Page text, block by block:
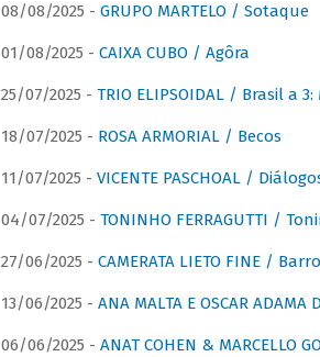
08/08/2025 - GRUPO MARTELO / Sotaque
01/08/2025 - CAIXA CUBO / Agôra
25/07/2025 - TRIO ELIPSOIDAL / Brasil a
18/07/2025 - ROSA ARMORIAL / Becos
11/07/2025 - VICENTE PASCHOAL /
04/07/2025 - TONINHO FERRAGUTTI /
27/06/2025 - CAMERATA LIETO FINE /
13/06/2025 - ANA MALTA E OSCAR
06/06/2025 - ANAT COHEN & MARCELLO